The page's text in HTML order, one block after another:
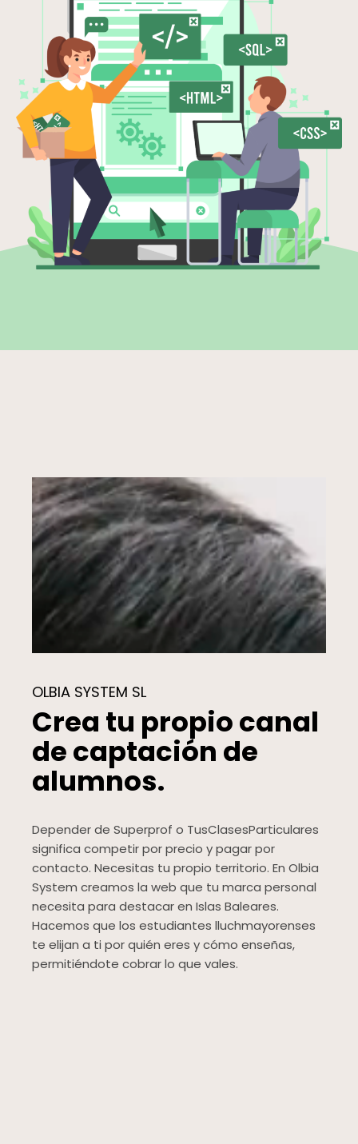
OLBIA SYSTEM SL
Crea tu propio canal
de captación de
alumnos.
Depender de Superprof o TusClasesParticulares
significa competir por precio y pagar por
contacto. Necesitas tu propio territorio. En Olbia
System creamos la web que tu marca personal
necesita para destacar en Islas Baleares.
Hacemos que los estudiantes lluchmayorenses
te elijan a ti por quién eres y cómo enseñas,
permitiéndote cobrar lo que vales.